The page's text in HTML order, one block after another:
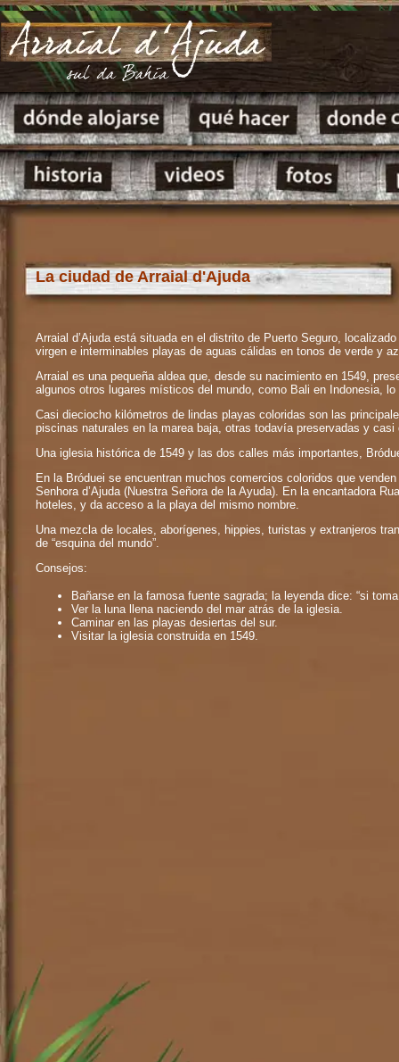
La ciudad de Arraial d'Ajuda
Arraial d’Ajuda está situada en el distrito de Puerto Seguro,
virgen e interminables playas de aguas cálidas en tonos de verde y
Arraial es una pequeña aldea que, desde su nacimiento en 1549,
algunos otros lugares místicos del mundo, como Bali en Indonesia,
Casi dieciocho kilómetros de lindas playas coloridas son las
piscinas naturales en la marea baja, otras todavía preservadas y casi
Una iglesia histórica de 1549 y las dos calles más importantes,
En la Bróduei se encuentran muchos comercios coloridos que
Senhora d’Ajuda (Nuestra Señora de la Ayuda). En la encantadora
hoteles, y da acceso a la playa del mismo nombre.
Una mezcla de locales, aborígenes, hippies, turistas y extranjeros
de “esquina del mundo”.
Consejos:
Bañarse en la famosa fuente sagrada; la leyenda dice: “si
Ver la luna llena naciendo del mar atrás de la iglesia.
Caminar en las playas desiertas del sur.
Visitar la iglesia construida en 1549.